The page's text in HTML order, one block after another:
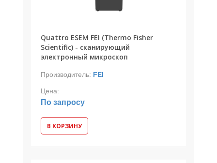
Quattro ESEM FEI (Thermo Fisher
Scientific) - сканирующий
электронный микроскоп
Производитель: FEI
Цена:
По запросу
В КОРЗИНУ